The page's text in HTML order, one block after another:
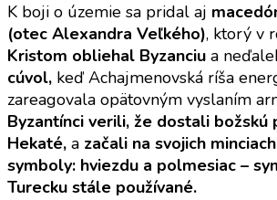
K boji o územie sa pridal aj
(otec Alexandra Veľkého), ktorý v
Kristom obliehal Byzanciu a
cúvol, keď Achajmenovská ríša
zareagovala opätovným vyslaním
Byzantínci verili, že dostali božskú
Hekaté, a začali na svojich
symboly: hviezdu a polmesiac –
Turecku stále používané.